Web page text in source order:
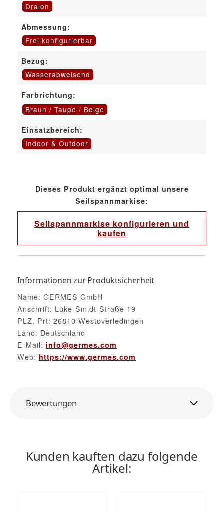
Dralon
Abmessung:
Frei konfigurierbar
Bezug:
Wasserabweisend
Farbrichtung:
Braun / Taupe / Beige
Einsatzbereich:
Indoor & Outdoor
Dieses Produkt ergänzt optimal unsere
Seilspannmarkise:
Seilspannmarkise konfigurieren und
kaufen
Informationen zur Produktsicherheit
Name: GERMES GmbH
Anschrift: Lüke-Smidt-Straße 19
PLZ, Prt: 26810 Westoverledingen
Land: Deutschland
E-Mail: info@germes.com
Web: https://www.germes.com
Bewertungen
Kunden kauften dazu folgende
Artikel: